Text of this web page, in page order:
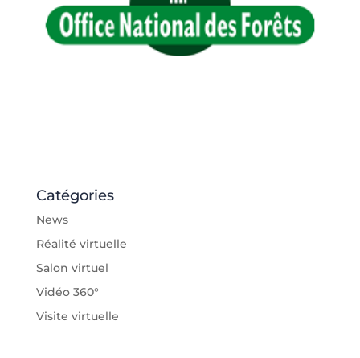
Catégories
News
Réalité virtuelle
Salon virtuel
Vidéo 360°
Visite virtuelle